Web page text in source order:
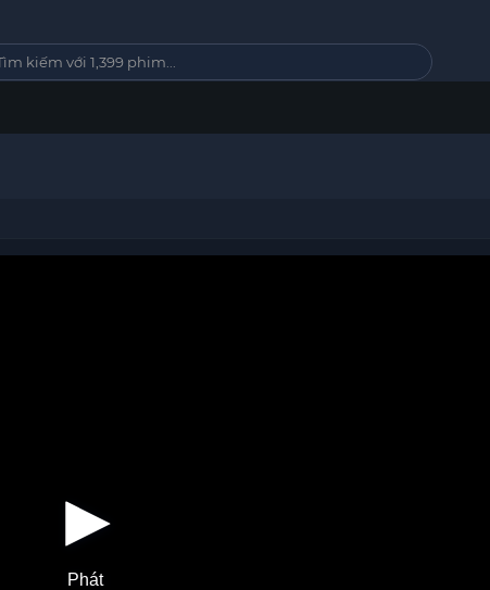
Phát